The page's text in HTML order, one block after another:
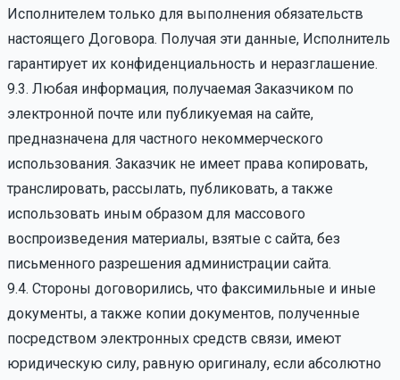
Исполнителем только для выполнения обязательств
настоящего Договора. Получая эти данные, Исполнитель
гарантирует их конфиденциальность и неразглашение.
9.3. Любая информация, получаемая Заказчиком по
электронной почте или публикуемая на сайте,
предназначена для частного некоммерческого
использования. Заказчик не имеет права копировать,
транслировать, рассылать, публиковать, а также
использовать иным образом для массового
воспроизведения материалы, взятые с сайта, без
письменного разрешения администрации сайта.
9.4. Стороны договорились, что факсимильные и иные
документы, а также копии документов, полученные
посредством электронных средств связи, имеют
юридическую силу, равную оригиналу, если абсолютно